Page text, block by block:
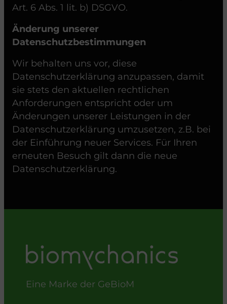
Art. 6 Abs. 1 lit. b) DSGVO.
Änderung unserer
Datenschutzbestimmungen
Wir behalten uns vor, diese
Datenschutzerklärung anzupassen, damit
sie stets den aktuellen rechtlichen
Anforderungen entspricht oder um
Änderungen unserer Leistungen in der
Datenschutzerklärung umzusetzen, z.B. bei
der Einführung neuer Services. Für Ihren
erneuten Besuch gilt dann die neue
Datenschutzerklärung.
Eine Marke der GeBioM